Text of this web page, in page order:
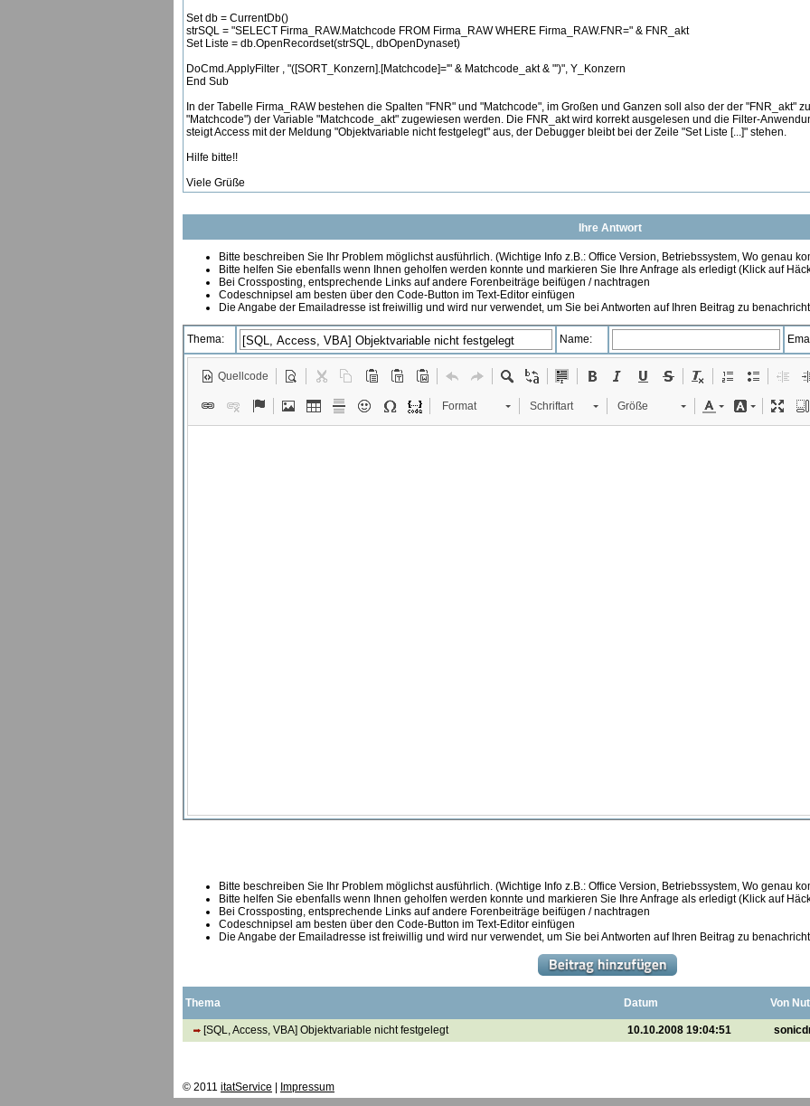
Set db = CurrentDb()
strSQL = "SELECT Firma_RAW.Matchcode FROM Firma_RAW WHERE Firma_RAW.FNR=" & FNR_akt
Set Liste = db.OpenRecordset(strSQL, dbOpenDynaset)
DoCmd.ApplyFilter , "([SORT_Konzern].[Matchcode]='" & Matchcode_akt & "')", Y_Konzern
End Sub
In der Tabelle Firma_RAW bestehen die Spalten "FNR" und "Matchcode", im Großen und Ganzen soll also der der "FNR_akt"
"Matchcode") der Variable "Matchcode_akt" zugewiesen werden. Die FNR_akt wird korrekt ausgelesen und die Filter-
steigt Access mit der Meldung "Objektvariable nicht festgelegt" aus, der Debugger bleibt bei der Zeile "Set Liste [...]" stehen.
Hilfe bitte!!
Viele Grüße
Ihre Antwort
Bitte beschreiben Sie Ihr Problem möglichst ausführlich. (Wichtige Info z.B.: Office Version, Betriebssystem, Wo genau
Bitte helfen Sie ebenfalls wenn Ihnen geholfen werden konnte und markieren Sie Ihre Anfrage als erledigt (Klick auf
Bei Crossposting, entsprechende Links auf andere Forenbeiträge beifügen / nachtragen
Codeschnipsel am besten über den Code-Button im Text-Editor einfügen
Die Angabe der Emailadresse ist freiwillig und wird nur verwendet, um Sie bei Antworten auf Ihren Beitrag zu
Thema: Name:
Quellcode
Format Schriftart Größe
Bitte beschreiben Sie Ihr Problem möglichst ausführlich. (Wichtige Info z.B.: Office Version, Betriebssystem, Wo genau
Bitte helfen Sie ebenfalls wenn Ihnen geholfen werden konnte und markieren Sie Ihre Anfrage als erledigt (Klick auf
Bei Crossposting, entsprechende Links auf andere Forenbeiträge beifügen / nachtragen
Codeschnipsel am besten über den Code-Button im Text-Editor einfügen
Die Angabe der Emailadresse ist freiwillig und wird nur verwendet, um Sie bei Antworten auf Ihren Beitrag zu
Thema Datum Von
[SQL, Access, VBA] Objektvariable nicht festgelegt 10.10.2008 19:04:51
© 2011 itatService Impressum